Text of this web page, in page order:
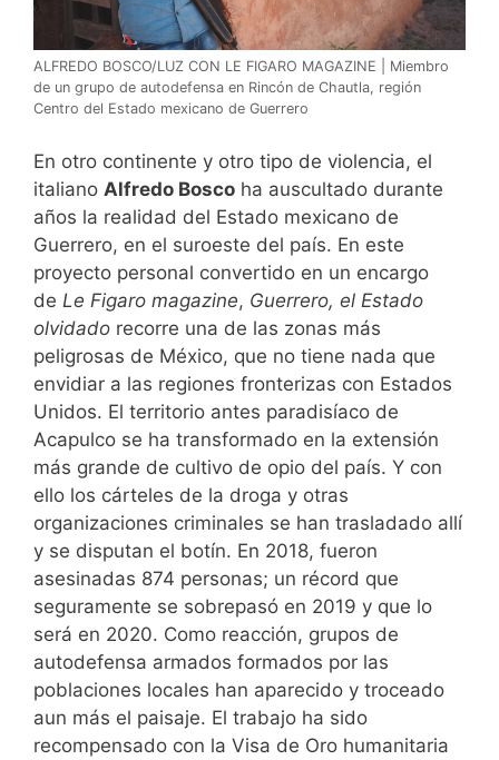
ALFREDO BOSCO/LUZ CON LE FIGARO MAGAZINE | Miembro
de un grupo de autodefensa en Rincón de Chautla, región
Centro del Estado mexicano de Guerrero
En otro continente y otro tipo de violencia, el
italiano Alfredo Bosco ha auscultado durante
años la realidad del Estado mexicano de
Guerrero, en el suroeste del país. En este
proyecto personal convertido en un encargo
de Le Figaro magazine, Guerrero, el Estado
olvidado recorre una de las zonas más
peligrosas de México, que no tiene nada que
envidiar a las regiones fronterizas con Estados
Unidos. El territorio antes paradisíaco de
Acapulco se ha transformado en la extensión
más grande de cultivo de opio del país. Y con
ello los cárteles de la droga y otras
organizaciones criminales se han trasladado allí
y se disputan el botín. En 2018, fueron
asesinadas 874 personas; un récord que
seguramente se sobrepasó en 2019 y que lo
será en 2020. Como reacción, grupos de
autodefensa armados formados por las
poblaciones locales han aparecido y troceado
aun más el paisaje. El trabajo ha sido
recompensado con la Visa de Oro humanitaria